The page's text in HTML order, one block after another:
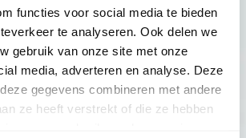
functies voor social media te bieden
te analyseren. Ook delen we
gebruik van onze site met onze
media, adverteren en analyse. Deze
gegevens combineren met andere
ze heeft verstrekt of die ze hebben